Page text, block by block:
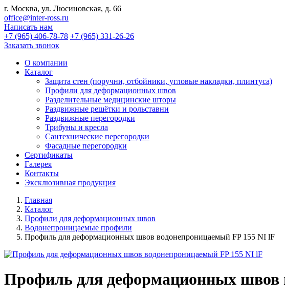
г. Москва, ул. Люсиновская, д. 66
office@inter-ross.ru
Написать нам
+7 (965) 406-78-78 +7 (965) 331-26-26
Заказать звонок
О компании
Каталог
Защита стен (поручни, отбойники, угловые накладки, плинтуса)
Профили для деформационных швов
Разделительные медицинские шторы
Раздвижные решётки и рольставни
Раздвижные перегородки
Трибуны и кресла
Сантехнические перегородки
Фасадные перегородки
Сертификаты
Галерея
Контакты
Эксклюзивная продукция
Главная
Каталог
Профили для деформационных швов
Водонепроницаемые профили
Профиль для деформационных швов водонепроницаемый FP 155 NI lF
Профиль для деформационных швов